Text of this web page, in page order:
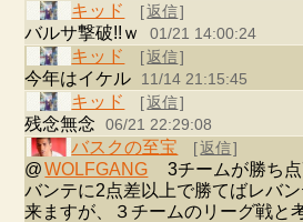
キッド [返信]
バルサ撃破!!ｗ 01/21 14:00:24
キッド [返信]
今年はイケル 11/14 21:15:45
キッド [返信]
残念無念 06/21 22:29:08
バスクの至宝 [返信]
@ WOLFGANG
3チームが勝ち点
バンテに2点差以上で勝てばレバ
来ますが、３チームのリーグ戦と